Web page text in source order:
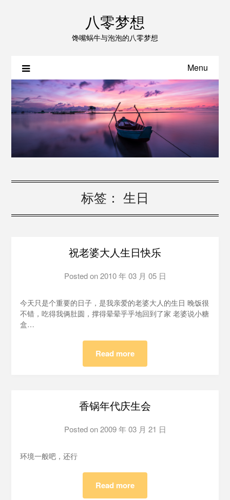
八零梦想
馋嘴蜗牛与泡泡的八零梦想
Menu
标签： 生日
祝老婆大人生日快乐
Posted on2010 年 03 月 05 日
今天只是个重要的日子，是我亲爱的老婆大人的生日 晚饭很
不错，吃得我俩肚圆，撑得晕晕乎乎地回到了家 老婆说小糖
盒…
Read more
香锅年代庆生会
Posted on2009 年 03 月 21 日
环境一般吧，还行
Read more